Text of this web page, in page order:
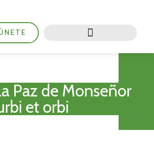
Paz de Monseñor
et orbi